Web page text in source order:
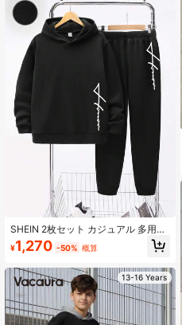
SHEIN 2枚セット カジュアル 多用途
快適 ストライプ&ロゴプリント ニッ
トパーカー&スウェットパンツセッ
フリース、厚手
¥1,270 -50% 概算
13-16 Years